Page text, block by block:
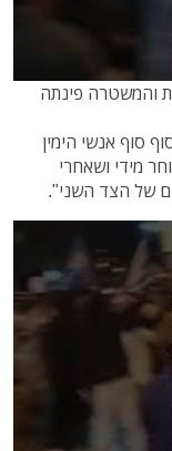
והמשטרה פינתה
סוף אנשי הימין
מידי ושאחרי
של הצד השני".